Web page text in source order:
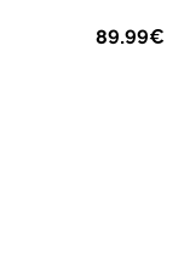
89.99€